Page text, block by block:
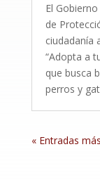
El
de
ciudadanía
“Adopta a
que busca
perros y
« Entradas